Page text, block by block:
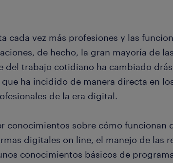
cada vez más profesiones y las
de hecho, la gran mayoría de
del trabajo cotidiano ha cambiado
ha incidido de manera directa en
de la era digital.
conocimientos sobre cómo funcionan
digitales on line, el manejo de las
conocimientos básicos de